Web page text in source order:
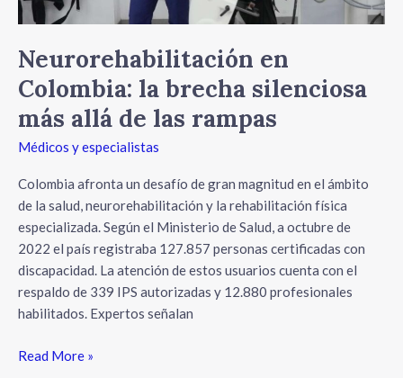
Neurorehabilitación en
Colombia: la brecha silenciosa
más allá de las rampas
Médicos y especialistas
Colombia afronta un desafío de gran magnitud en el ámbito
de la salud, neurorehabilitación y la rehabilitación física
especializada. Según el Ministerio de Salud, a octubre de
2022 el país registraba 127.857 personas certificadas con
discapacidad. La atención de estos usuarios cuenta con el
respaldo de 339 IPS autorizadas y 12.880 profesionales
habilitados. Expertos señalan
Read More »